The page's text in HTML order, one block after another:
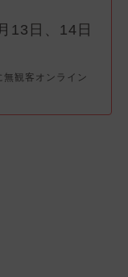
13日、14日
観客オンライン